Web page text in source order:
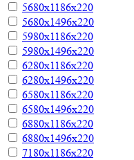
5680х1186х220
5680х1496х220
5980х1186х220
5980х1496х220
6280х1186х220
6280х1496х220
6580х1186х220
6580х1496х220
6880х1186х220
6880х1496х220
7180х1186х220